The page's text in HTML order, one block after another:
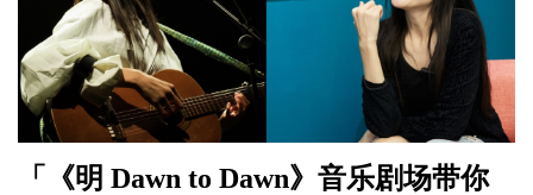
「《明 Dawn to Dawn》音乐剧场带你